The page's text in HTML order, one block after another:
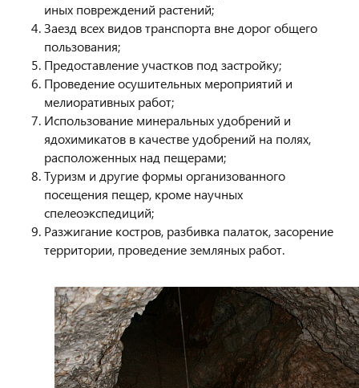
иных повреждений растений;
Заезд всех видов транспорта вне дорог общего
пользования;
Предоставление участков под застройку;
Проведение осушительных мероприятий и
мелиоративных работ;
Использование минеральных удобрений и
ядохимикатов в качестве удобрений на полях,
расположенных над пещерами;
Туризм и другие формы организованного
посещения пещер, кроме научных
спелеоэкспедиций;
Разжигание костров, разбивка палаток, засорение
территории, проведение земляных работ.